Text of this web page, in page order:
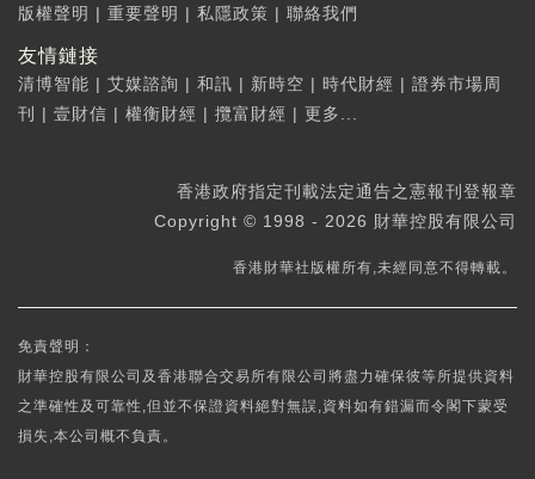
版權聲明 | 重要聲明 | 私隱政策 | 聯絡我們
友情鏈接
清博智能 | 艾媒諮詢 | 和訊 | 新時空 | 時代財經 | 證券市場周
刊
| 壹財信 | 權衡財經 | 攬富財經 | 更多...
香港政府指定刊載法定通告之憲報刊登報章
Copyright © 1998 - 2026 財華控股有限公司
香港財華社版權所有,未經同意不得轉載。
免責聲明：
財華控股有限公司及香港聯合交易所有限公司將盡力確保彼等所提供資料
之準確性及可靠性,但並不保證資料絕對無誤,資料如有錯漏而令閣下蒙受
損失,本公司概不負責。